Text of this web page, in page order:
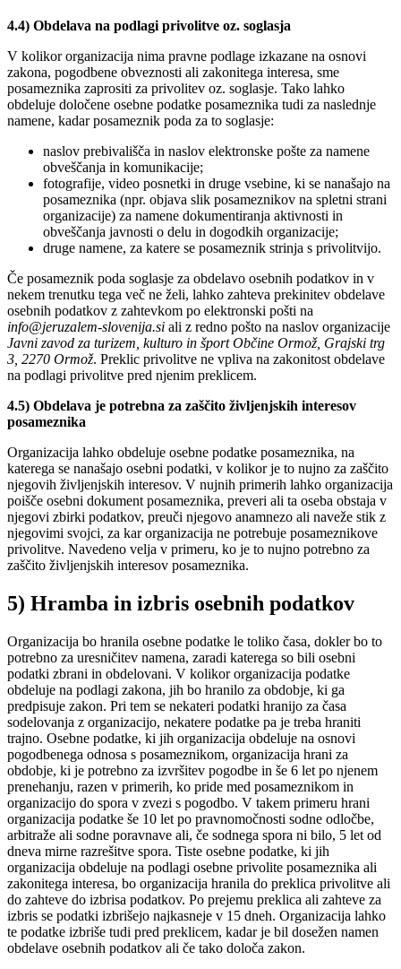
4.4) Obdelava na podlagi privolitve oz. soglasja
V kolikor organizacija nima pravne podlage izkazane na osnovi
zakona, pogodbene obveznosti ali zakonitega interesa, sme
posameznika zaprositi za privolitev oz. soglasje. Tako lahko
obdeluje določene osebne podatke posameznika tudi za naslednje
namene, kadar posameznik poda za to soglasje:
naslov prebivališča in naslov elektronske pošte za namene
obveščanja in komunikacije;
fotografije, video posnetki in druge vsebine, ki se nanašajo na
posameznika (npr. objava slik posameznikov na spletni strani
organizacije) za namene dokumentiranja aktivnosti in
obveščanja javnosti o delu in dogodkih organizacije;
druge namene, za katere se posameznik strinja s privolitvijo.
Če posameznik poda soglasje za obdelavo osebnih podatkov in v
nekem trenutku tega več ne želi, lahko zahteva prekinitev obdelave
osebnih podatkov z zahtevkom po elektronski pošti na
info@jeruzalem-slovenija.si ali z redno pošto na naslov organizacije
Javni zavod za turizem, kulturo in šport Občine Ormož, Grajski trg
3, 2270 Ormož. Preklic privolitve ne vpliva na zakonitost obdelave
na podlagi privolitve pred njenim preklicem.
4.5) Obdelava je potrebna za zaščito življenjskih interesov
posameznika
Organizacija lahko obdeluje osebne podatke posameznika, na
katerega se nanašajo osebni podatki, v kolikor je to nujno za zaščito
njegovih življenjskih interesov. V nujnih primerih lahko organizacija
poišče osebni dokument posameznika, preveri ali ta oseba obstaja v
njegovi zbirki podatkov, preuči njegovo anamnezo ali naveže stik z
njegovimi svojci, za kar organizacija ne potrebuje posameznikove
privolitve. Navedeno velja v primeru, ko je to nujno potrebno za
zaščito življenjskih interesov posameznika.
5) Hramba in izbris osebnih podatkov
Organizacija bo hranila osebne podatke le toliko časa, dokler bo to
potrebno za uresničitev namena, zaradi katerega so bili osebni
podatki zbrani in obdelovani. V kolikor organizacija podatke
obdeluje na podlagi zakona, jih bo hranilo za obdobje, ki ga
predpisuje zakon. Pri tem se nekateri podatki hranijo za časa
sodelovanja z organizacijo, nekatere podatke pa je treba hraniti
trajno. Osebne podatke, ki jih organizacija obdeluje na osnovi
pogodbenega odnosa s posameznikom, organizacija hrani za
obdobje, ki je potrebno za izvršitev pogodbe in še 6 let po njenem
prenehanju, razen v primerih, ko pride med posameznikom in
organizacijo do spora v zvezi s pogodbo. V takem primeru hrani
organizacija podatke še 10 let po pravnomočnosti sodne odločbe,
arbitraže ali sodne poravnave ali, če sodnega spora ni bilo, 5 let od
dneva mirne razrešitve spora. Tiste osebne podatke, ki jih
organizacija obdeluje na podlagi osebne privolite posameznika ali
zakonitega interesa, bo organizacija hranila do preklica privolitve ali
do zahteve do izbrisa podatkov. Po prejemu preklica ali zahteve za
izbris se podatki izbrišejo najkasneje v 15 dneh. Organizacija lahko
te podatke izbriše tudi pred preklicem, kadar je bil dosežen namen
obdelave osebnih podatkov ali če tako določa zakon.